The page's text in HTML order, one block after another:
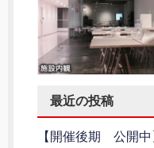
最近の投稿
【開催後期 公開中